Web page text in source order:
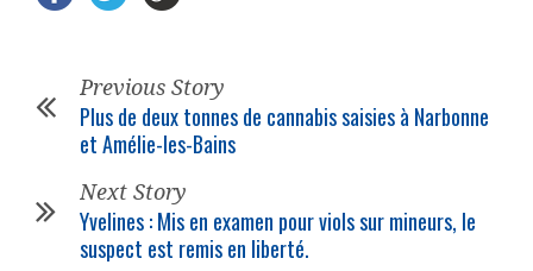
Previous Story
Plus de deux tonnes de cannabis saisies à Narbonne
et Amélie-les-Bains
Next Story
Yvelines : Mis en examen pour viols sur mineurs, le
suspect est remis en liberté.